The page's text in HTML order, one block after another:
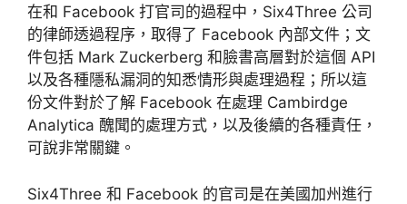
在和 Facebook 打官司的過程中，Six4Three 公司
的律師透過程序，取得了 Facebook 內部文件；文
件包括 Mark Zuckerberg 和臉書高層對於這個 API
以及各種隱私漏洞的知悉情形與處理過程；所以這
份文件對於了解 Facebook 在處理 Cambirdge
Analytica 醜聞的處理方式，以及後續的各種責任，
可說非常關鍵。
Six4Three 和 Facebook 的官司是在美國加州進行